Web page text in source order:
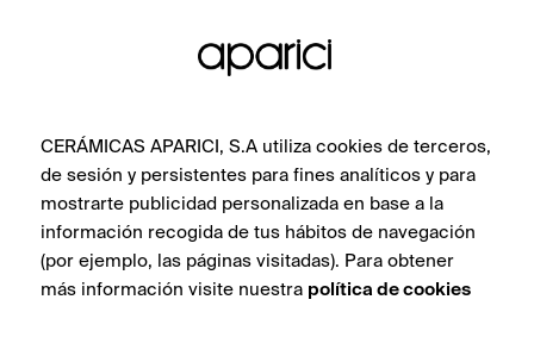
CERÁMICAS APARICI, S.A utiliza cookies de terceros,
de sesión y persistentes para fines analíticos y para
mostrarte publicidad personalizada en base a la
información recogida de tus hábitos de navegación
(por ejemplo, las páginas visitadas). Para obtener
más información visite nuestra política de cookies